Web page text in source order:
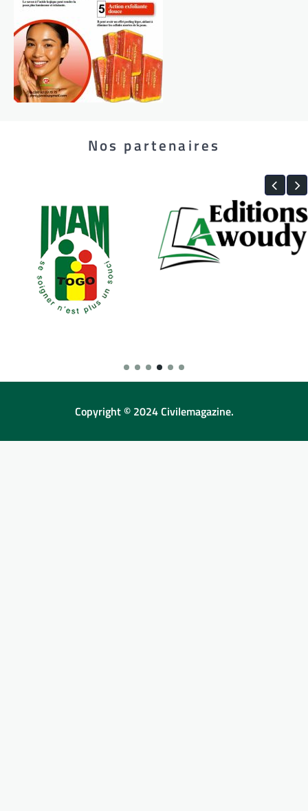
Nos partenaires
Copyright © 2024 Civilemagazine.